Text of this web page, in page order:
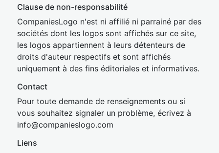
Clause de non-responsabilité
CompaniesLogo n'est ni affilié ni parrainé par des
sociétés dont les logos sont affichés sur ce site,
les logos appartiennent à leurs détenteurs de
droits d'auteur respectifs et sont affichés
uniquement à des fins éditoriales et informatives.
Contact
Pour toute demande de renseignements ou si
vous souhaitez signaler un problème, écrivez à
info@companieslogo.com
Liens